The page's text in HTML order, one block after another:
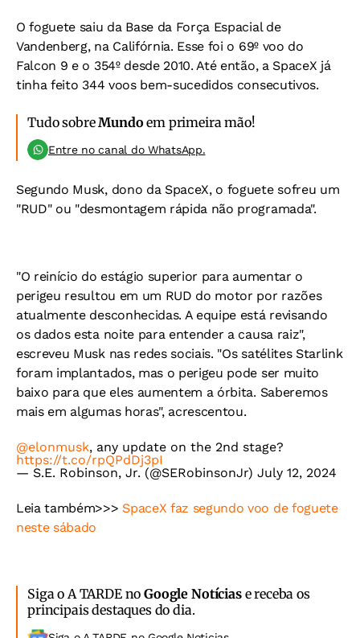
O foguete saiu da Base da Força Espacial de
Vandenberg, na Califórnia. Esse foi o 69º voo do
Falcon 9 e o 354º desde 2010. Até então, a SpaceX já
tinha feito 344 voos bem-sucedidos consecutivos.
Tudo sobreMundo em primeira mão!
Entre no canal do WhatsApp.
Segundo Musk, dono da SpaceX, o foguete sofreu um
"RUD" ou "desmontagem rápida não programada".
"O reinício do estágio superior para aumentar o
perigeu resultou em um RUD do motor por razões
atualmente desconhecidas. A equipe está revisando
os dados esta noite para entender a causa raiz",
escreveu Musk nas redes sociais. "Os satélites Starlink
foram implantados, mas o perigeu pode ser muito
baixo para que eles aumentem a órbita. Saberemos
mais em algumas horas", acrescentou.
@elonmusk, any update on the 2nd stage?
https://t.co/rpQPdDj3pI
— S.E. Robinson, Jr. (@SERobinsonJr) July 12, 2024
Leia também>>> SpaceX faz segundo voo de foguete
neste sábado
Siga o A TARDE noGoogle Notíciase receba os
principais destaques do dia.